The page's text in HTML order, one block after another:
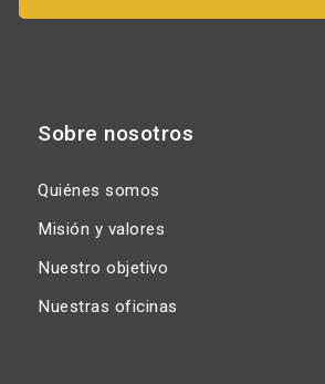
Sobre nosotros
Quiénes somos
Misión y valores
Nuestro objetivo
Nuestras oficinas